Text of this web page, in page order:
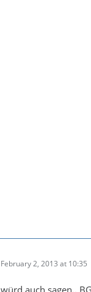
February 2, 2013 at 10:35
würd auch sagen..